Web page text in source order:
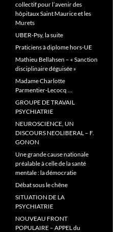
collectif pour l’avenir des
hôpitaux Saint Maurice et les
Murets
UBER-Psy, la suite
Praticiens à diplome hors-UE
Mathieu Bellahsen – « Sanction
disciplinaire déguisée »
Madame Charlotte
Parmentier-Lecocq …
GROUPE DE TRAVAIL
PSYCHIATRIE
NEUROSCIENCE, UN
DISCOURS NEOLIBERAL – F.
GONON
Une grande cause nationale
préalable à celle de la santé
mentale : la démocratie
Débat sous le chêne
SITUATION DE LA
PSYCHIATRIE
NOUVEAU FRONT
POPULAIRE – APPEL du